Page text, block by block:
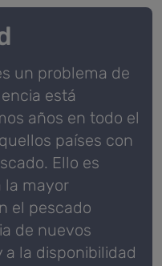
un problema de
está
años en todo el
países con
Ello es
la mayor
el pescado
de nuevos
la disponibilidad